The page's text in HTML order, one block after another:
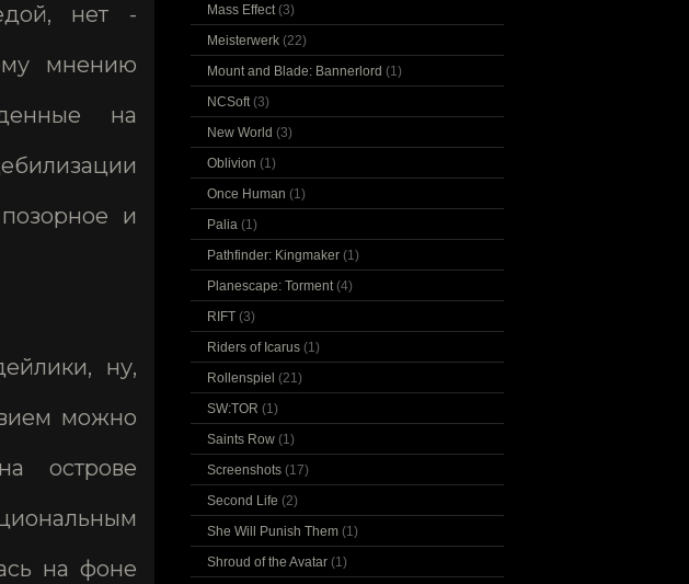
нет -
мнению
на
и
ну,
можно
острове
на фоне
Mass Effect (3)
Meisterwerk (22)
Mount and Blade: Bannerlord (1)
NCSoft (3)
New World (3)
Oblivion (1)
Once Human (1)
Palia (1)
Pathfinder: Kingmaker (1)
Planescape: Torment (4)
RIFT (3)
Riders of Icarus (1)
Rollenspiel (21)
SW:TOR (1)
Saints Row (1)
Screenshots (17)
Second Life (2)
She Will Punish Them (1)
Shroud of the Avatar (1)